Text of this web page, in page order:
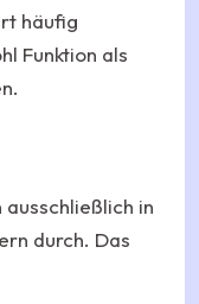
häufig
Funktion als
in
durch. Das